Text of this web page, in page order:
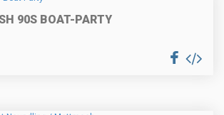
90S BOAT-PARTY